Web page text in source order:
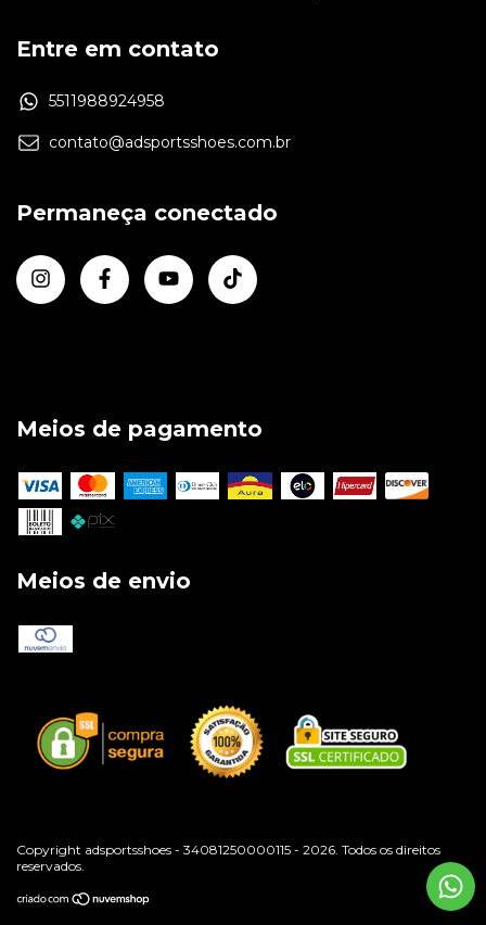
Entre em contato
5511988924958
contato@adsportsshoes.com.br
Permaneça conectado
Meios de pagamento
Meios de envio
Copyright adsportsshoes - 34081250000115 - 2026. Todos os direitos
reservados.